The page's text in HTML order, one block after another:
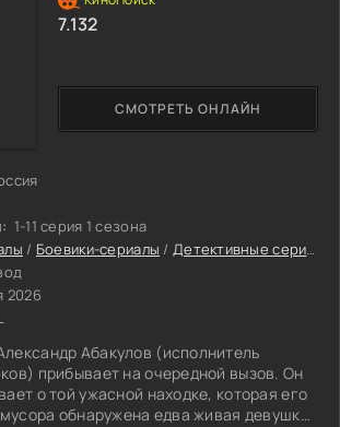
1-11 серия 1 сезона
/ Боевики-сериалы / Детективные сериалы
2026
Абакулов (исполнитель
прибывает на очередной вызов. Он
о той ужасной находке, которая его
обнаружена едва живая девушка
СМОТРЕТЬ ОНЛАЙН
7.132